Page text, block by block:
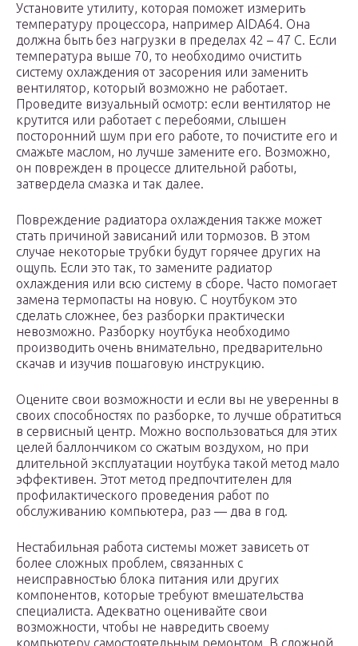
Установите утилиту, которая поможет измерить
температуру процессора, например AIDA64. Она
должна быть без нагрузки в пределах 42 – 47 C. Если
температура выше 70, то необходимо очистить
систему охлаждения от засорения или заменить
вентилятор, который возможно не работает.
Проведите визуальный осмотр: если вентилятор не
крутится или работает с перебоями, слышен
посторонний шум при его работе, то почистите его и
смажьте маслом, но лучше замените его. Возможно,
он поврежден в процессе длительной работы,
затвердела смазка и так далее.
Повреждение радиатора охлаждения также может
стать причиной зависаний или тормозов. В этом
случае некоторые трубки будут горячее других на
ощупь. Если это так, то замените радиатор
охлаждения или всю систему в сборе. Часто помогает
замена термопасты на новую. С ноутбуком это
сделать сложнее, без разборки практически
невозможно. Разборку ноутбука необходимо
производить очень внимательно, предварительно
скачав и изучив пошаговую инструкцию.
Оцените свои возможности и если вы не уверенны в
своих способностях по разборке, то лучше обратиться
в сервисный центр. Можно воспользоваться для этих
целей баллончиком со сжатым воздухом, но при
длительной эксплуатации ноутбука такой метод мало
эффективен. Этот метод предпочтителен для
профилактического проведения работ по
обслуживанию компьютера, раз — два в год.
Нестабильная работа системы может зависеть от
более сложных проблем, связанных с
неисправностью блока питания или других
компонентов, которые требуют вмешательства
специалиста. Адекватно оценивайте свои
возможности, чтобы не навредить своему
компьютеру самостоятельным ремонтом. В сложной